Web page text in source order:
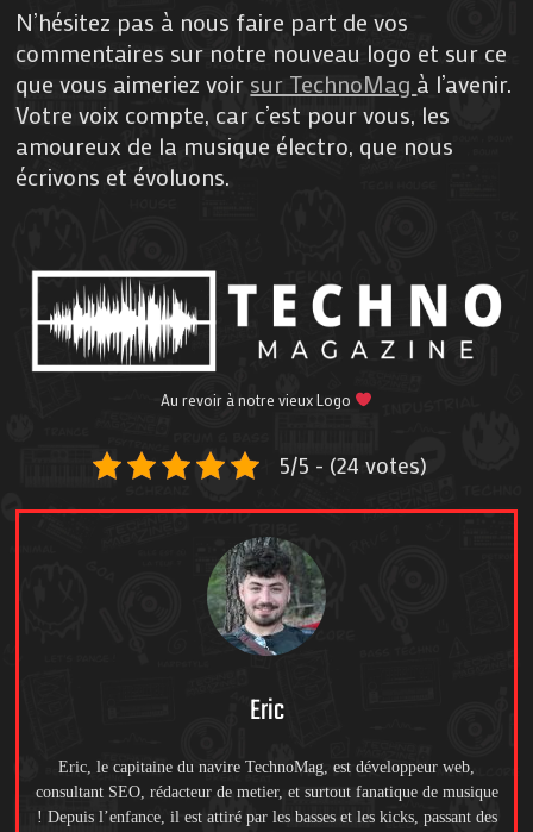
N’hésitez pas à nous faire part de vos
commentaires sur notre nouveau logo et sur ce
que vous aimeriez voir sur TechnoMag à l’avenir.
Votre voix compte, car c’est pour vous, les
amoureux de la musique électro, que nous
écrivons et évoluons.
Au revoir à notre vieux Logo
5/5 - (24 votes)
Eric
Eric, le capitaine du navire TechnoMag, est développeur web,
consultant SEO, rédacteur de metier, et surtout fanatique de musique
! Depuis l’enfance, il est attiré par les basses et les kicks, passant des